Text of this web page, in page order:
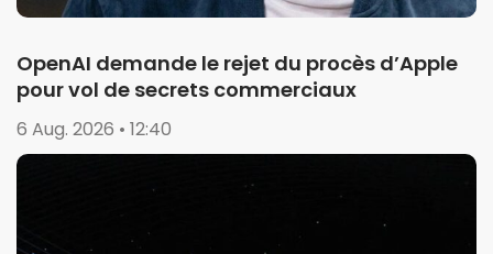
OpenAI demande le rejet du procès d’Apple
pour vol de secrets commerciaux
6 Aug. 2026 • 12:40